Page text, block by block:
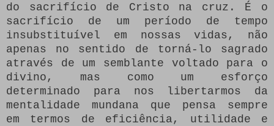
do sacrifício de Cristo na cruz.
É o
sacrifício de um período de tempo
insubstituível em nossas vidas, não
apenas no sentido de torná-lo sagrado
através de um semblante voltado para o
divino, mas como um esforço
determinado para nos libertarmos da
mentalidade mundana que pensa sempre
em termos de eficiência, utilidade e